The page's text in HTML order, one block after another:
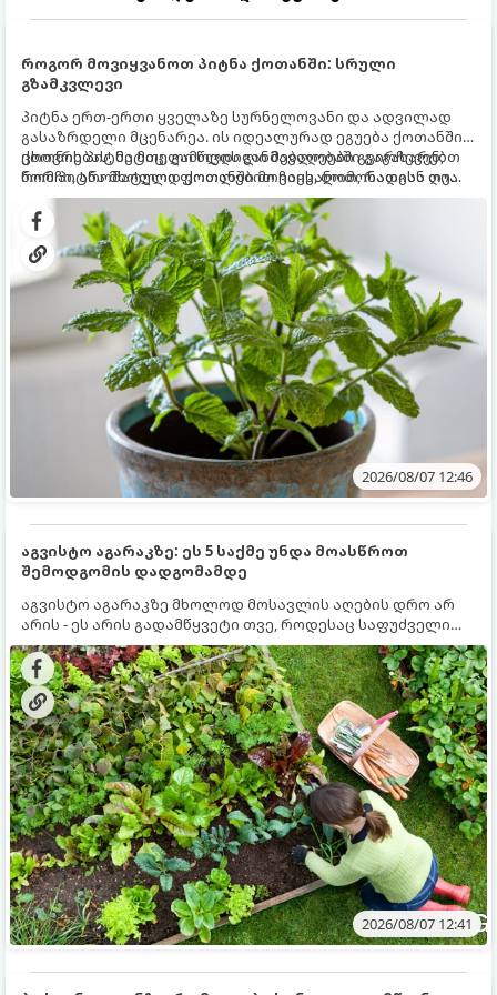
როგორ მოვიყვანოთ პიტნა ქოთანში: სრული
გზამკვლევი
პიტნა ერთ-ერთი ყველაზე სურნელოვანი და ადვილად
გასაზრდელი მცენარეა. ის იდეალურად ეგუება ქოთანში
ცხოვრებას, მეტიც, გამოცდილი მებაღეები გვირჩევენ,
რომ პიტნა მხოლოდ ქოთანში მოვიყვანოთ, რადგან ღია
გრუნტში (ბაღში) დარგვისას ის ფესვებით ძალიან
სწრაფად ვრცელდება და სხვა მცენარეებს ავიწროებს.
ქოთნის პიტნა მთელი წლის განმავლობაში გაგახარებთ
ნორჩი, არომატული ფოთლებით ჩაის, ლიმონათისა თუ
კერძებისთვის.
2026/08/07 12:46
აგვისტო აგარაკზე: ეს 5 საქმე უნდა მოასწროთ
შემოდგომის დადგომამდე
აგვისტო აგარაკზე მხოლოდ მოსავლის აღების დრო არ
არის - ეს არის გადამწყვეტი თვე, როდესაც საფუძველი
ეყრება მომავალი წლის მოსავალს და ბაღი მზადდება
შემოდგომა-ზამთრის სეზონისთვის. იმისათვის, რომ
ნიადაგმა ენერგია აღიდგინოს, ხოლო მცენარეებმა
ზამთარს გაუძლონ, აგვისტოს ბოლომდე 5
მნიშვნელოვანი საქმის გაკეთება უნდა მოასწროთ:
2026/08/07 12:41